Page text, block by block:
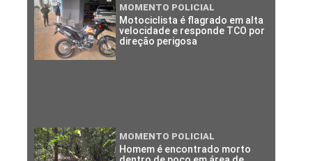
MOMENTO POLICIAL
Motociclista é flagrado em alta
velocidade e responde TCO por
direção perigosa
MOMENTO POLICIAL
Homem é encontrado morto